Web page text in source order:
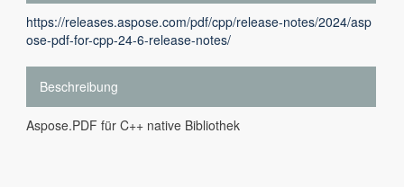
https://releases.aspose.com/pdf/cpp/release-notes/2024/asp
ose-pdf-for-cpp-24-6-release-notes/
Beschreibung
Aspose.PDF für C++ native Bibliothek